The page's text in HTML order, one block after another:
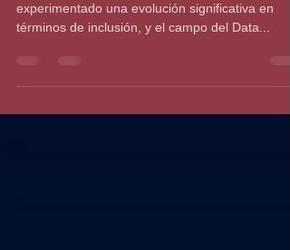
Introducción: El mundo de la tecnología ha
experimentado una evolución significativa en